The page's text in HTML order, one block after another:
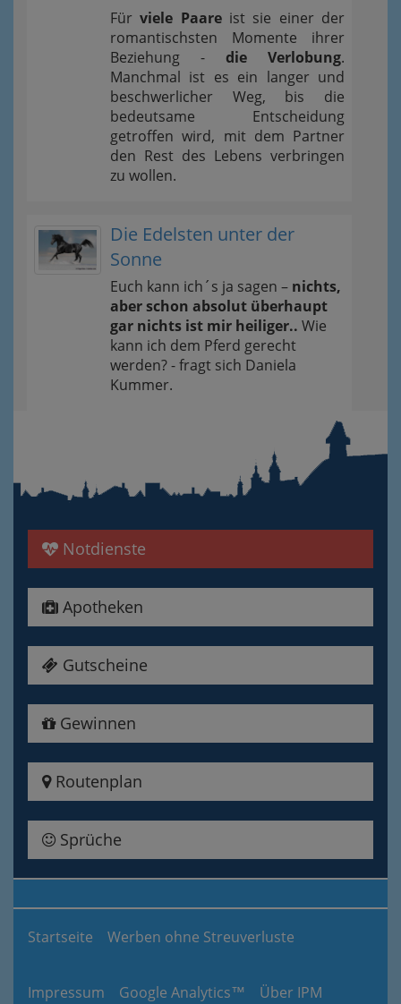
Fürviele Paareist sie einer der
romantischsten Momente ihrer
Beziehung - die Verlobung.
Manchmal ist es ein langer und
beschwerlicher Weg, bis die
bedeutsame Entscheidung
getroffen wird, mit dem Partner
den Rest des Lebens verbringen
zu wollen.
Die Edelsten unter der
Sonne
Euch kann ich´s ja sagen – nichts,
aber schon absolut überhaupt
gar nichts ist mir heiliger.. Wie
kann ich dem Pferd gerecht
werden? - fragt sich Daniela
Kummer.
Notdienste
Apotheken
Gutscheine
Gewinnen
Routenplan
Sprüche
Startseite Werben ohne Streuverluste
Impressum Google Analytics™ Über IPM